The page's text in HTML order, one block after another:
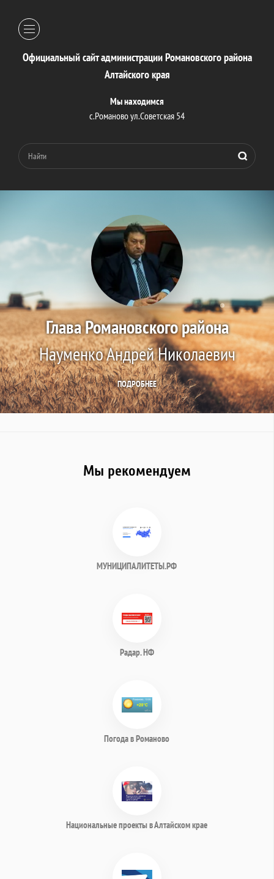
Официальный сайт администрации Романовского района
Алтайского края
Мы находимся
с.Романово ул.Советская 54
Глава Романовского района
Науменко Андрей Николаевич
ПОДРОБНЕЕ
Мы рекомендуем
МУНИЦИПАЛИТЕТЫ.РФ
Радар. НФ
Погода в Романово
Национальные проекты в Алтайском крае